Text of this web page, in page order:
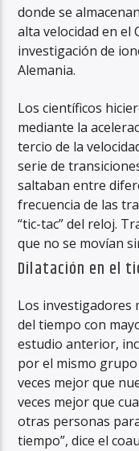
donde se
alta velocidad en el
investigación de
Alemania.
Los científicos
mediante la
tercio de la
serie de
saltaban entre
frecuencia de las
“tic-tac” del reloj.
que no se movían
Dilatación en el
Los investigadores
del tiempo con
estudio anterior,
por el mismo grupo
veces mejor que
veces mejor que
otras personas
tiempo”, dice el